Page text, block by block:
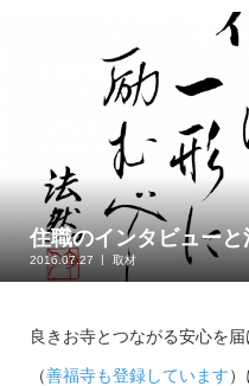
住職のインタビュー
2016.07.27 取材
良きお寺とつながる安心を
（善福寺も登録しています